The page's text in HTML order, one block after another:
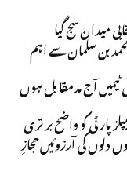
بن سلمان سے اہم
کی ٹیمیں آج مدمقابل ہوں
پارٹی کو واضح برتری
دلوں کی آرزوئیں حجازِ